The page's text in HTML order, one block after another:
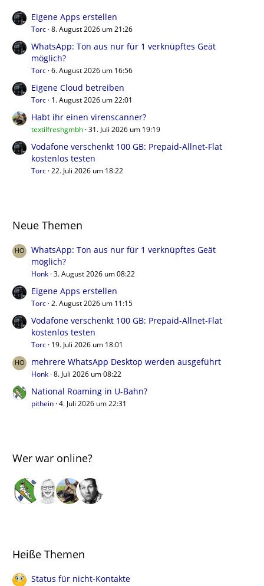
Eigene Apps erstellen
Torc 8. August 2026 um 21:26
WhatsApp: Ton aus nur für 1 verknüpftes Geät
möglich?
Torc 6. August 2026 um 16:56
Eigene Cloud betreiben
Torc 1. August 2026 um 22:01
Habt ihr einen virenscanner?
textilfreshgmbh 31. Juli 2026 um 19:19
Vodafone verschenkt 100 GB: Prepaid-Allnet-Flat
kostenlos testen
Torc 22. Juli 2026 um 18:22
Neue Themen
WhatsApp: Ton aus nur für 1 verknüpftes Geät
möglich?
Honk 3. August 2026 um 08:22
Eigene Apps erstellen
Torc 2. August 2026 um 11:15
Vodafone verschenkt 100 GB: Prepaid-Allnet-Flat
kostenlos testen
Torc 19. Juli 2026 um 18:01
mehrere WhatsApp Desktop werden ausgeführt
Honk 8. Juli 2026 um 08:22
National Roaming in U-Bahn?
pithein 4. Juli 2026 um 22:31
Wer war online?
Heiße Themen
Status für nicht-Kontakte